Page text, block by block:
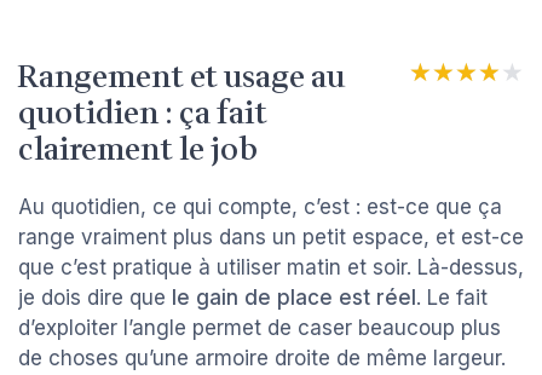
Rangement et usage au
quotidien : ça fait
clairement le job
★★★★★
★★★★★
Au quotidien, ce qui compte, c’est : est-ce que ça
range vraiment plus dans un petit espace, et est-ce
que c’est pratique à utiliser matin et soir. Là-dessus,
je dois dire que le gain de place est réel . Le fait
d’exploiter l’angle permet de caser beaucoup plus
de choses qu’une armoire droite de même largeur.